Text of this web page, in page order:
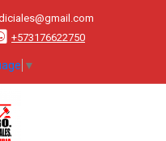
+573176622750
▼